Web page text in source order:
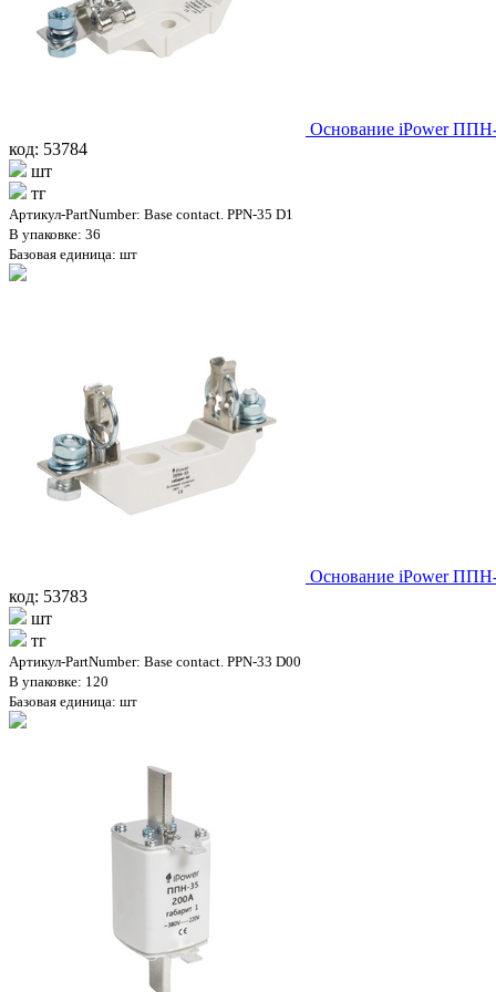
Основание iPower
код: 53784
шт
тг
Артикул-PartNumber: Base contact. PPN-35 D1
В упаковке: 36
Базовая единица: шт
Основание iPower
код: 53783
шт
тг
Артикул-PartNumber: Base contact. PPN-33 D00
В упаковке: 120
Базовая единица: шт